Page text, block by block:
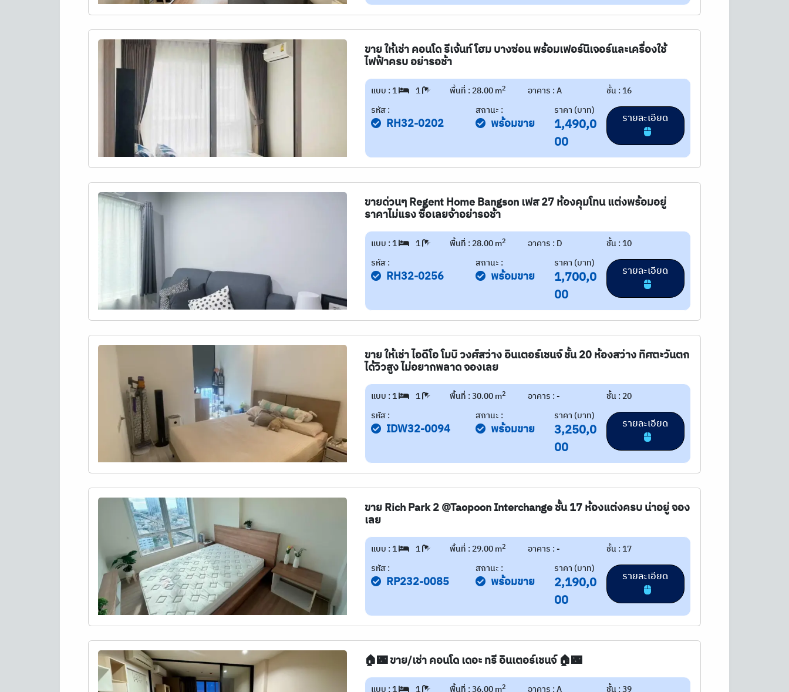
ขาย ให้เช่า คอนโด รีเจ้นท์ โฮม บางซ่อน พร้อมเฟอร์นิเจอร์และเครื่องใช้
ไฟฟ้าครบ อย่ารอช้า
แบบ : 1 1 พื้นที่ : 28.00 m2 อาคาร : A
ชั้น : 16
รหัส :
RH32-0202
สถานะ :
พร้อมขาย
ราคา (บาท)
1,490,0
00
ขายด่วนๆ Regent Home Bangson เฟส 27 ห้องคุมโทน แต่งพร้อมอยู่
ราคาไม่แรง ซื้อเลยจ้าอย่ารอช้า
แบบ : 1 1 พื้นที่ : 28.00 m2 อาคาร : D
ชั้น : 10
รหัส :
RH32-0256
สถานะ :
พร้อมขาย
ราคา (บาท)
1,700,0
00
ขาย ให้เช่า ไอดีโอ โมบิ วงศ์สว่าง อินเตอร์เชนจ์ ชั้น 20 ห้องสว่าง ทิศตะวันตก
ได้วิวสูง ไม่อยากพลาด จองเลย
แบบ : 1 1 พื้นที่ : 30.00 m2 อาคาร : -
ชั้น : 20
รหัส :
IDW32-0094
สถานะ :
พร้อมขาย
ราคา (บาท)
3,250,0
00
ขาย Rich Park 2 @Taopoon Interchange ชั้น 17 ห้องแต่งครบ น่าอยู่ จอง
เลย
แบบ : 1 1 พื้นที่ : 29.00 m2 อาคาร : -
ชั้น : 17
รหัส :
RP232-0085
สถานะ :
พร้อมขาย
ราคา (บาท)
2,190,0
00
🏠🌃 ขาย/เช่า คอนโด เดอะ ทรี อินเตอร์เชนจ์ 🏠🌃
2